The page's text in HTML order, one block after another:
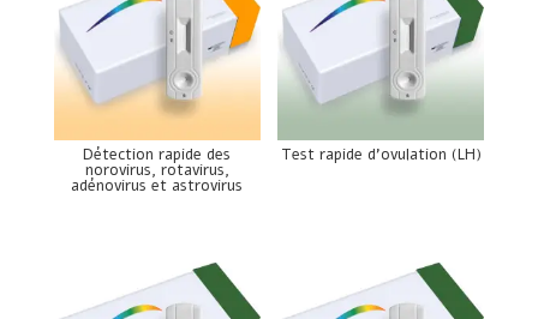
Détection rapide des
norovirus, rotavirus,
adénovirus et astrovirus
Test rapide d’ovulation (LH)